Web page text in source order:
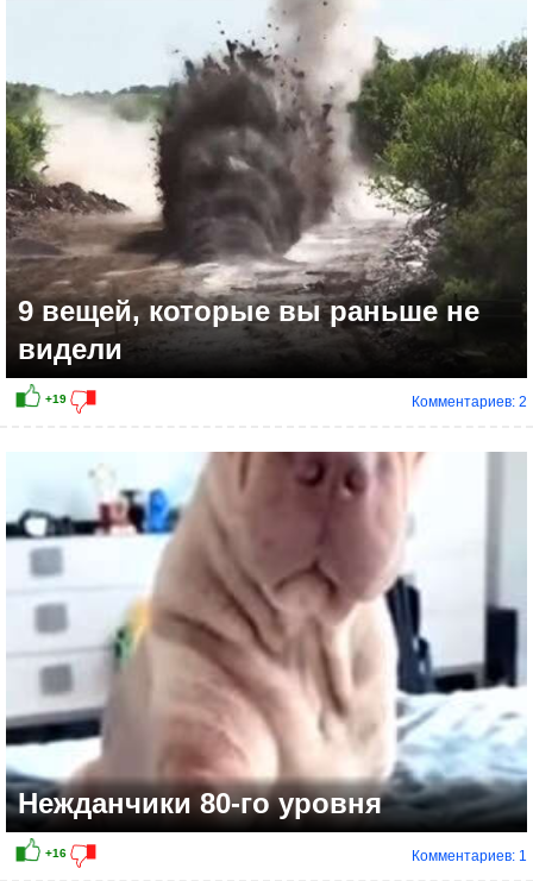
+33
9 вещей, которые вы раньше не
видели
Комментариев: 2
Нежданчики 80-го уровня
Комментариев: 1